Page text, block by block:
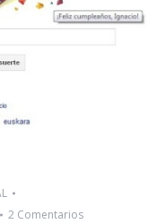
2 Comentarios